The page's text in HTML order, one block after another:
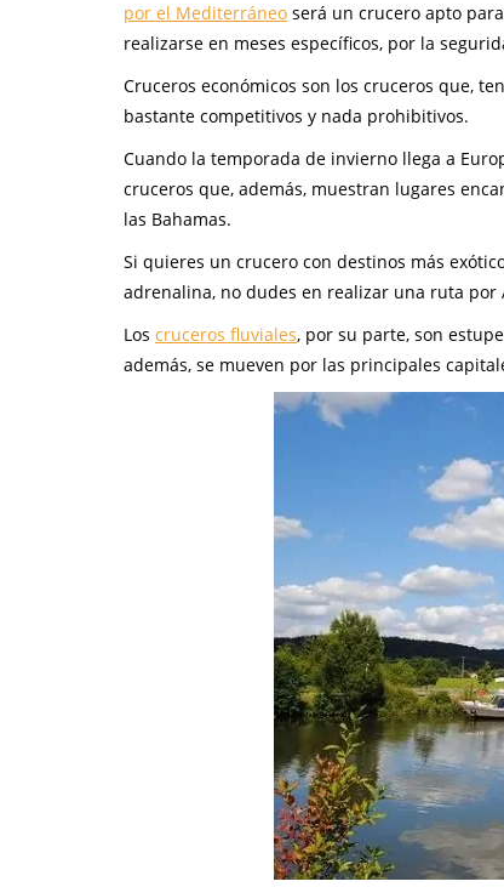
por el Mediterráneo será un crucero apto
realizarse en meses específicos, por la
Cruceros económicos son los cruceros que,
bastante competitivos y nada prohibitivos.
Cuando la temporada de invierno llega a
cruceros que, además, muestran lugares
las Bahamas.
Si quieres un crucero con destinos más
adrenalina, no dudes en realizar una ruta
Los cruceros fluviales, por su parte, son
además, se mueven por las principales